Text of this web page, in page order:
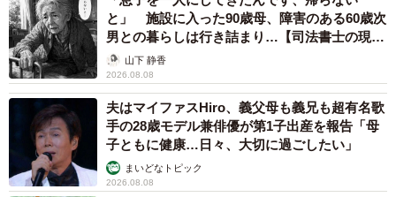
努力を知らずに努力の結晶に泣けるという、その感情の仕
組みは理解不能です。校歌のメロディーがKさんの涙腺を直
接刺激しているかのようで、もはや球児たちより泣いてい
るのではと思ってしまいます。
自転車廃棄で大げさな最終回
Uさん（40代）は、10年間乗った電動自転車を廃棄すると
き、涙がとまらなかったそう。「育児の相棒だった」「自
と」 施設に入った90歳母、障害のある60歳次
男との暮らしは行き詰まり…【司法書士の現場
から】山下 静香
2026.08.08
夫はマイファスHiro、義父母も義兄も超有名歌
手の28歳モデル兼俳優が第1子出産を報告「母
子ともに健康…日々、大切に過ごしたい」
まいどなトピック
2026.08.08